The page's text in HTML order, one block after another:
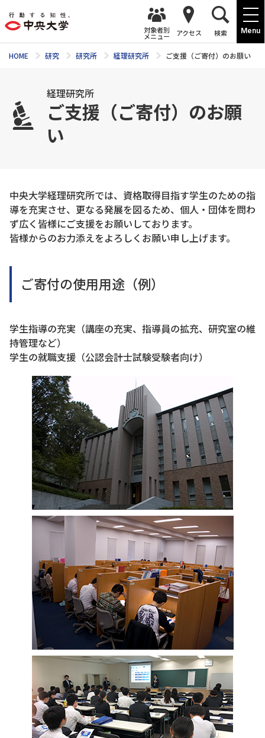
Menu
対象者別
メニュー アクセス 検索
HOME 研究 研究所 経理研究所 ご支援（ご寄付）のお願い
経理研究所
ご支援（ご寄付）のお願
い
中央大学経理研究所では、資格取得目指す学生のための指
導を充実させ、更なる発展を図るため、個人・団体を問わ
ず広く皆様にご支援をお願いしております。
皆様からのお力添えをよろしくお願い申し上げます。
ご寄付の使用用途（例）
学生指導の充実（講座の充実、指導員の拡充、研究室の維
持管理など）
学生の就職支援（公認会計士試験受験者向け）